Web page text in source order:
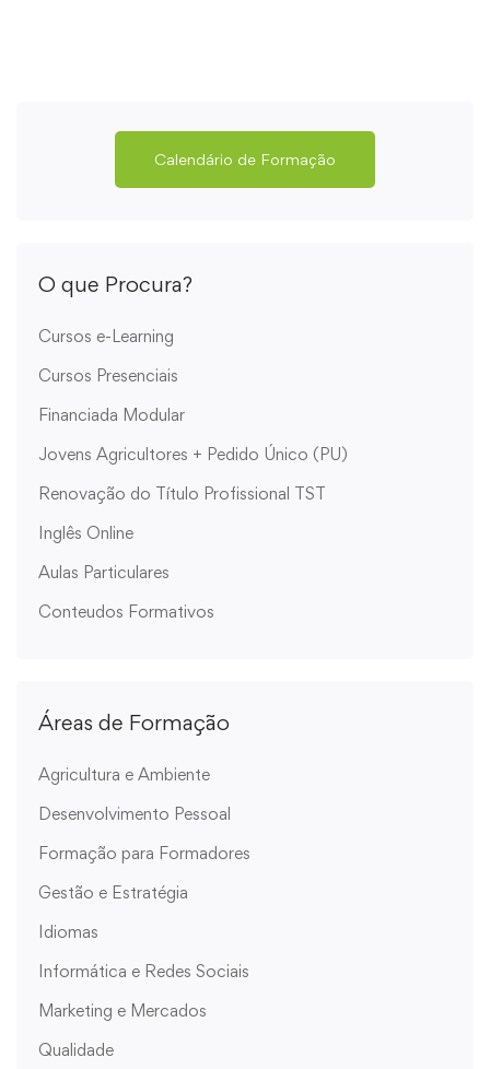
Calendário de Formação
O que Procura?
Cursos e-Learning
Cursos Presenciais
Financiada Modular
Jovens Agricultores + Pedido Único (PU)
Renovação do Título Profissional TST
Inglês Online
Aulas Particulares
Conteudos Formativos
Áreas de Formação
Agricultura e Ambiente
Desenvolvimento Pessoal
Formação para Formadores
Gestão e Estratégia
Idiomas
Informática e Redes Sociais
Marketing e Mercados
Qualidade